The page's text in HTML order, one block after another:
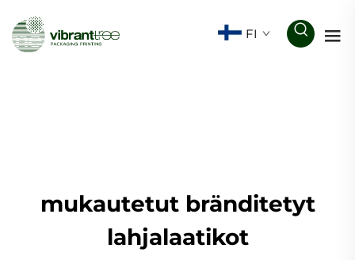
FI
mukautetut bränditetyt
lahjalaatikot